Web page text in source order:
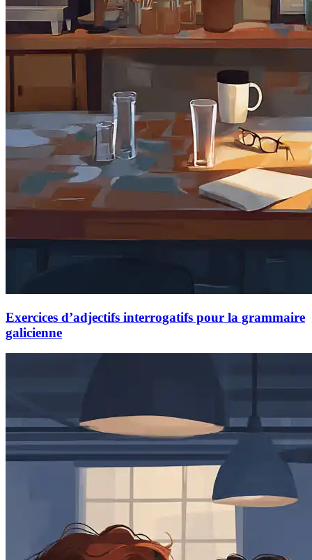
Exercices d’adjectifs interrogatifs pour la grammaire
galicienne